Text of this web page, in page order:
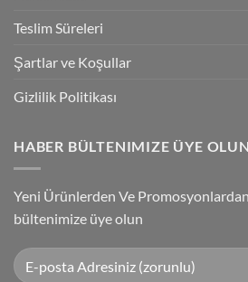
Teslim Süreleri
Şartlar ve Koşullar
Gizlilik Politikası
HABER BÜLTENIMIZE ÜYE OLUN
Yeni Ürünlerden Ve
bültenimize üye olun